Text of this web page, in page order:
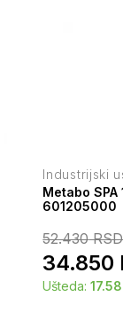
Industrijski
Metabo
601205000
52.430RSD
34.850
Ušteda: